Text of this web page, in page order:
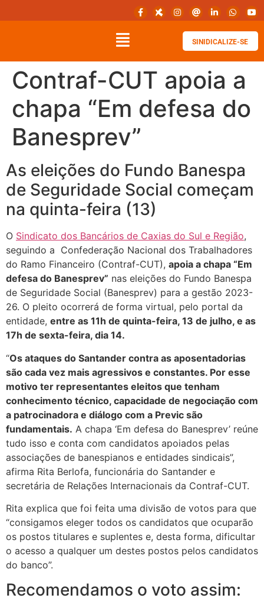
SINIDICALIZE-SE
Contraf-CUT apoia a
chapa “Em defesa do
Banesprev”
As eleições do Fundo Banespa
de Seguridade Social começam
na quinta-feira (13)
O Sindicato dos Bancários de Caxias do Sul e Região,
seguindo a Confederação Nacional dos Trabalhadores
do Ramo Financeiro (Contraf-CUT), apoia a chapa “Em
defesa do Banesprev” nas eleições do Fundo Banespa
de Seguridade Social (Banesprev) para a gestão 2023-
26. O pleito ocorrerá de forma virtual, pelo portal da
entidade, entre as 11h de quinta-feira, 13 de julho, e as
17h de sexta-feira, dia 14.
“Os ataques do Santander contra as aposentadorias
são cada vez mais agressivos e constantes. Por esse
motivo ter representantes eleitos que tenham
conhecimento técnico, capacidade de negociação com
a patrocinadora e diálogo com a Previc são
fundamentais. A chapa ‘Em defesa do Banesprev’ reúne
tudo isso e conta com candidatos apoiados pelas
associações de banespianos e entidades sindicais”,
afirma Rita Berlofa, funcionária do Santander e
secretária de Relações Internacionais da Contraf-CUT.
Rita explica que foi feita uma divisão de votos para que
“consigamos eleger todos os candidatos que ocuparão
os postos titulares e suplentes e, desta forma, dificultar
o acesso a qualquer um destes postos pelos candidatos
do banco”.
Recomendamos o voto assim: